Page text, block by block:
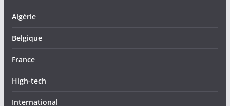
Algérie
Belgique
France
High-tech
International